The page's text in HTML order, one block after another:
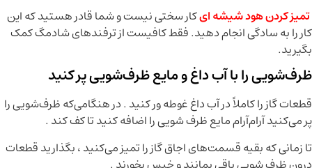
تمیز کردن هود شیشه ایکار سختی نیست و شما قادر هستید که این
کار را به سادگی انجام دهید. فقط کافیست از ترفندهای شادمگ کمک
بگیرید.
ظرف‌شویی را با آب داغ و مایع ظرف‌شویی پر کنید
قطعات گاز را کاملاً در آب داغ غوطه ‌ور کنید . در هنگامی‌که ظرف‌شویی را
پر می‌کنید آرام‌آرام مایع ظرف‌ شویی را اضافه کنید تا کف کند .
تا زمانی که بقیه قسمت‌های اجاق گاز را تمیز می‌کنید ، بگذارید قطعات